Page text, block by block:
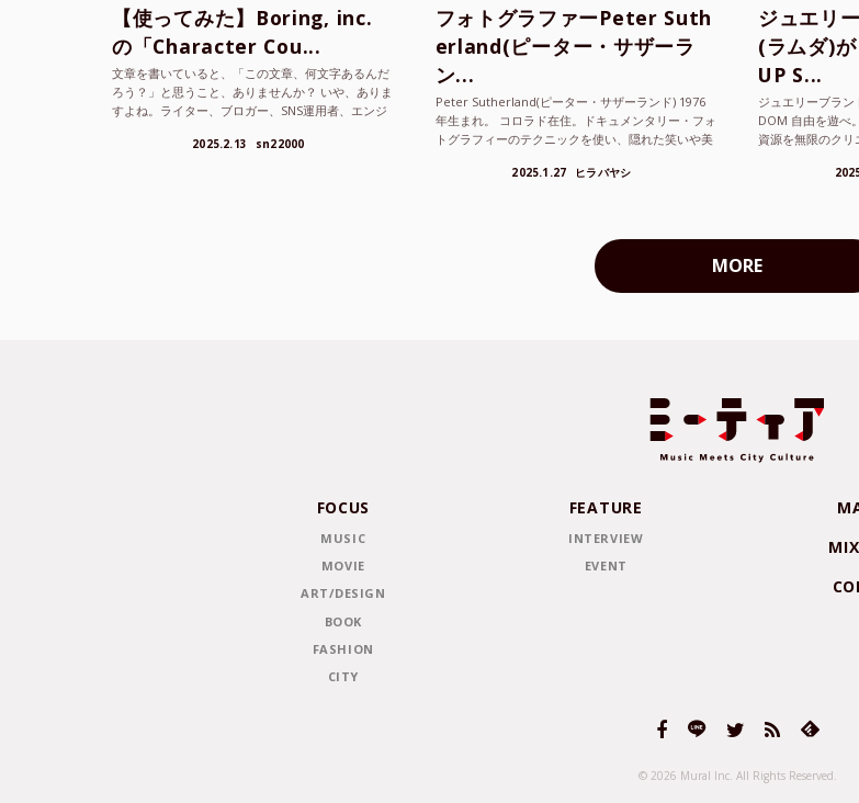
【使ってみた】Boring, inc.
の「Character Cou...
文章を書いていると、「この文章、何文字あるんだ
ろう？」と思うこと、ありませんか？ いや、ありま
すよね。ライター、ブロガー、SNS運用者、エンジ
2025.2.13 sn22000
フォトグラファーPeter Suth
erland(ピーター・サザーラ
ン...
Peter Sutherland(ピーター・サザーランド) 1976
年生まれ。 コロラド在住。ドキュメンタリー・フォ
トグラフィーのテクニックを使い、隠れた笑いや美
2025.1.27 ヒラバヤシ
ジュエリ
(ラムダ)
UP S...
ジュエリーブラン
DOM 自由を遊べ
資源を無限のク
MORE
FOCUS
MUSIC
MOVIE
ART/DESIGN
BOOK
FASHION
CITY
FEATURE
INTERVIEW
EVENT
© 2026 Mural Inc. All Rights Reserved.